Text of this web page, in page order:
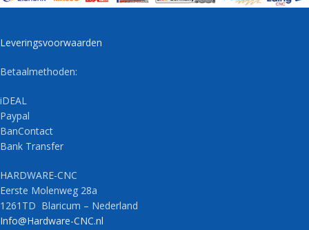
Leveringsvoorwaarden
Betaalmethoden:
iDEAL
Paypal
BanContact
Bank Transfer
HARDWARE-CNC
Eerste Molenweg 28a
1261TD Blaricum – Nederland
Info@Hardware-CNC.nl